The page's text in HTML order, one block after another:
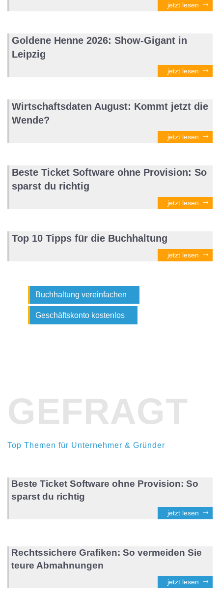
jetzt lesen
Goldene Henne 2026: Show-Gigant in
Leipzig
jetzt lesen
Wirtschaftsdaten August: Kommt jetzt die
Wende?
jetzt lesen
Beste Ticket Software ohne Provision: So
sparst du richtig
jetzt lesen
Top 10 Tipps für die Buchhaltung
jetzt lesen
Buchhaltung vereinfachen
Geschäftskonto kostenlos
GEFRAGT
Top Themen für Unternehmer & Gründer
Beste Ticket Software ohne Provision: So
sparst du richtig
jetzt lesen
Rechtssichere Grafiken: So vermeiden Sie
teure Abmahnungen
jetzt lesen